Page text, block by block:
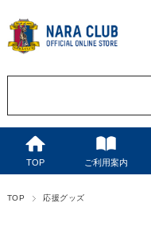
TOP ご利用案内
TOP 応援グッズ